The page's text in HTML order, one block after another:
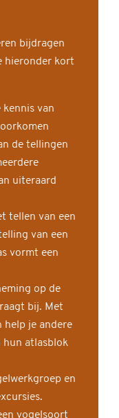
bijdragen
hieronder kort
kennis van
de tellingen
uiteraard
tellen van een
van een
vormt een
op de
bij. Met
help je andere
hun atlasblok
en
vogelsoort